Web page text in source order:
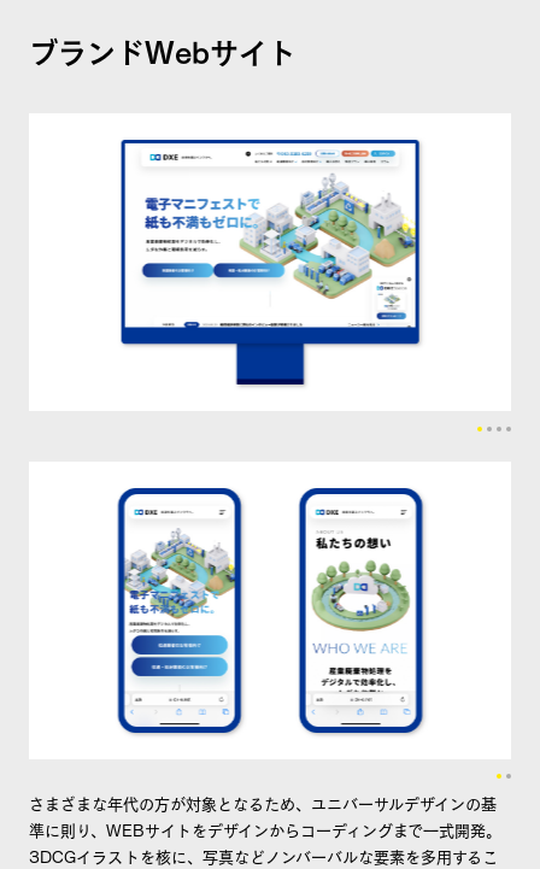
ブランドWebサイト
さまざまな年代の方が対象となるため、ユニバーサルデザインの基
準に則り、WEBサイトをデザインからコーディングまで一式開発。
3DCGイラストを核に、写真などノンバーバルな要素を多用するこ